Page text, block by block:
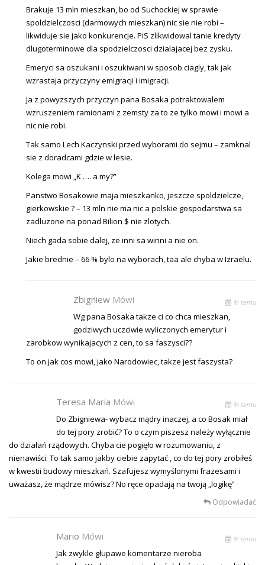
Brakuje 13 mln mieszkan, bo od Suchockiej w sprawie
spoldzielczosci (darmowych mieszkan) nic sie nie robi –
likwiduje sie jako konkurencje. PiS zlikwidowal tanie kredyty
dlugoterminowe dla spodzielczosci dzialajacej bez zysku.
Emeryci sa oszukani i oszukiwani w sposob ciagly, tak jak
wzrastaja przyczyny emigracji i imigracji.
Ja z powyzszych przyczyn pana Bosaka potraktowalem
wzruszeniem ramionami z zemsty za to ze tylko mowi i mowi a
nic nie robi.
Tak samo Lech Kaczynski przed wyborami do sejmu – zamknal
sie z doradcami gdzie w lesie.
Kolega mowi „K …. a my?”
Panstwo Bosakowie maja mieszkanko, jeszcze spoldzielcze,
gierkowskie ? – 13 mln nie ma nic a polskie gospodarstwa sa
zadluzone na ponad Bilion $ nie zlotych.
Niech gada sobie dalej, ze inni sa winni a nie on.
Jakie brednie – 66 % bylo na wyborach, taa ale chyba w Izraelu.
Zbigniew Mówi % temu
Wg pana Bosaka takze ci co chca mieszkan,
godziwych uczciwie wyliczonych emerytur i
zarobkow wynikajacych z cen, to sa faszysci??
To on jak cos mowi, jako Narodowiec, takze jest faszysta?
Teresa Maria Mówi % temu
Do Zbigniewa- wybacz mądry inaczej, a co Bosak miał
do tej pory zrobić? To o czym piszesz należy wyłącznie
do działań rządowych. Chyba cie pogięło w rozumowaniu, z
nienawiści. To tak samo jakby ciebie zapytać , co do tej pory zrobiłeś
w kwestii budowy mieszkań. Szafujesz wymyślonymi frazesami i
uważasz, że mądrze mówisz? No ręce opadają na twoją „logikę”
Odpowiadać
Mario Mówi % temu
Jak zwykle głupawe komentarze nieroba